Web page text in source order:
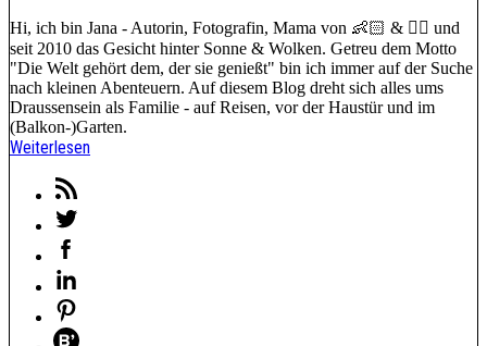
Hi, ich bin Jana - Autorin, Fotografin, Mama von 👶🏻 & 🐕‍🦺 und
seit 2010 das Gesicht hinter Sonne & Wolken. Getreu dem Motto
"Die Welt gehört dem, der sie genießt" bin ich immer auf der Suche
nach kleinen Abenteuern. Auf diesem Blog dreht sich alles ums
Draussensein als Familie - auf Reisen, vor der Haustür und im
(Balkon-)Garten.
Weiterlesen